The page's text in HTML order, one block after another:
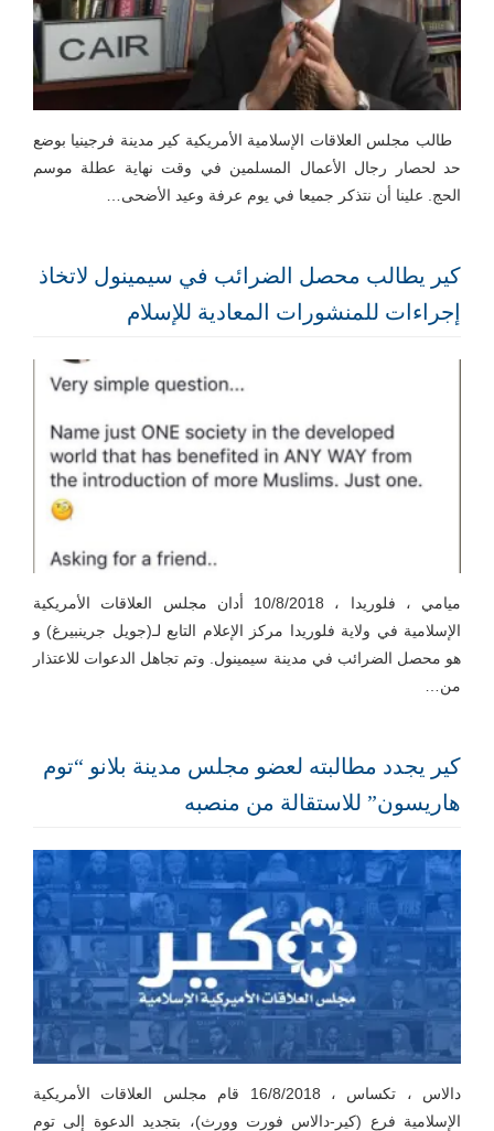
طالب مجلس العلاقات الإسلامية الأمريكية كير مدينة فرجينيا بوضع
حد لحصار رجال الأعمال المسلمين في وقت نهاية عطلة موسم
الحج. علينا أن نتذكر جميعا في يوم عرفة وعيد الأضحى…
كير يطالب محصل الضرائب في سيمينول لاتخاذ
إجراءات للمنشورات المعادية للإسلام
ميامي ، فلوريدا ، 10/8/2018 أدان مجلس العلاقات الأمريكية
الإسلامية في ولاية فلوريدا مركز الإعلام التابع لـ(جويل جرينبيرغ) و
هو محصل الضرائب في مدينة سيمينول. وتم تجاهل الدعوات للاعتذار
من…
كير يجدد مطالبته لعضو مجلس مدينة بلانو “توم
هاريسون” للاستقالة من منصبه
دالاس ، تكساس ، 16/8/2018 قام مجلس العلاقات الأمريكية
الإسلامية فرع (كير-دالاس فورت وورث)، بتجديد الدعوة إلى توم